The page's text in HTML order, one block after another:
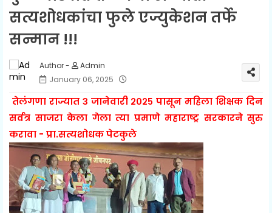
सत्यशोधकांचा फुले एज्युकेशन तर्फे
सन्मान !!!
Admin
January 06, 2025
तेलंगणा राज्यात ३ जानेवारी २०२५ पासून महिला शिक्षक दिन
सर्वत्र साजरा केला गेला त्या प्रमाणे महाराष्ट्र सरकारने सुरु
करावा - प्रा.सत्यशोधक पेटकुले